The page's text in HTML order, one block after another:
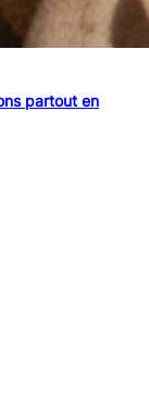
partout en